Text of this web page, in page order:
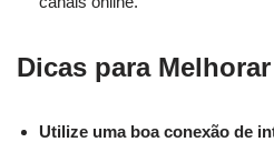
Dicas para
Utilize uma boa conexão de